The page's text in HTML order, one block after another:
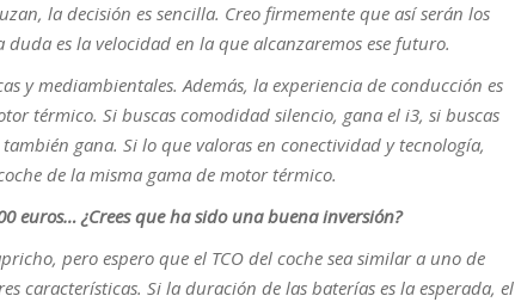
la decisión es sencilla. Creo firmemente que así serán los
es la velocidad en la que alcanzaremos ese futuro.
y mediambientales. Además, la experiencia de conducción es
térmico. Si buscas comodidad silencio, gana el i3, si buscas
gana. Si lo que valoras en conectividad y tecnología,
de la misma gama de motor térmico.
euros… ¿Crees que ha sido una buena inversión?
pero espero que el TCO del coche sea similar a uno de
características. Si la duración de las baterías es la esperada, el